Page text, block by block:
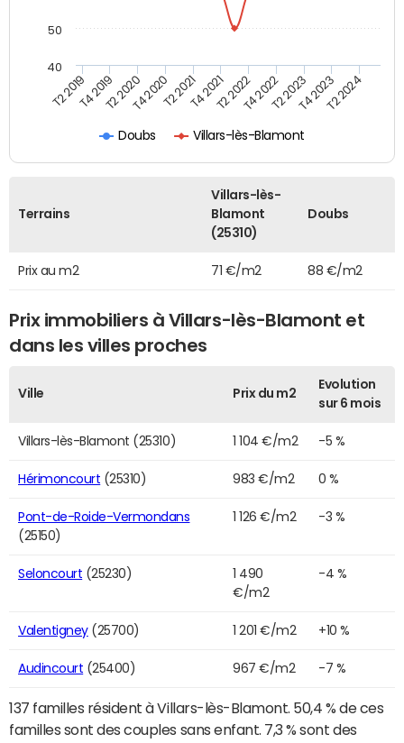
Doubs Villars-lès-Blamont
T2 2019T4 2019T2 2020T4 2020T2 2021T4 2021T2 2022T4 2022T2 2023T4 2023T2 2024
40
50
Terrains
Villars-lès-
Blamont
(25310)
Doubs
Prix au m2 71 €/m2 88 €/m2
Prix immobiliers à Villars-lès-Blamont et
dans les villes proches
Ville Prix du m2
Evolution
sur 6 mois
Villars-lès-Blamont (25310) 1 104 €/m2 -5 %
Hérimoncourt (25310) 983 €/m2 0 %
Pont-de-Roide-Vermondans
(25150)
1 126 €/m2 -3 %
Seloncourt (25230)
1 490
€/m2
-4 %
Valentigney(25700) 1 201 €/m2 +10 %
Audincourt (25400) 967 €/m2 -7 %
137 familles résident à Villars-lès-Blamont. 50,4 % de ces
familles sont des couples sans enfant. 7,3 % sont des